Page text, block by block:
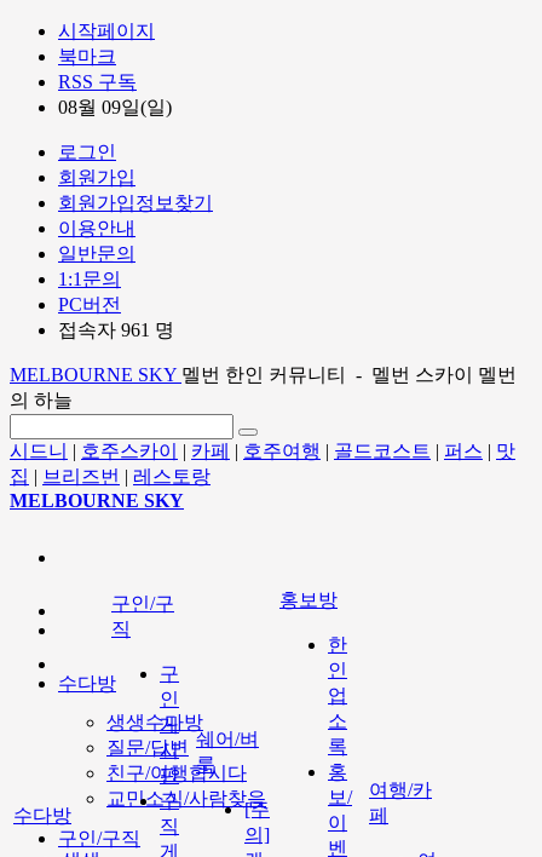
시작페이지
북마크
RSS 구독
08월 09일(일)
로그인
회원가입
회원가입정보찾기
이용안내
일반문의
1:1문의
PC버전
접속자 961 명
MELBOURNE SKY 멜번 한인 커뮤니티 - 멜번 스카이 멜번
의 하늘
시드니 | 호주스카이 | 카페 | 호주여행 | 골드코스트 | 퍼스 | 맛
집 | 브리즈번 | 레스토랑
MELBOURNE SKY
수다방
생생수다방
질문/답변
친구/여행합시다
교민소식/사람찾음
구인/구직
수다방
구인/구
직
구
인
게
시
판
구
직
게
쉐어/벼
룩
[주
의]
홍보방
한
인
업
소
록
홍
보/
이
벤
여행/카
페